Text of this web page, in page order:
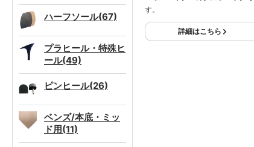
ハーフソール(67)
プラヒール・特殊ヒ
ール(49)
ピンヒール(26)
ベンズ/本底・ミッ
ド用(11)
す。
詳細はこちら